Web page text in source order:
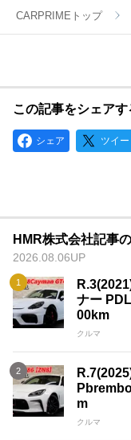
CARPRIMEトップ
この記事をシェアす
シェア ツイー
HMR株式会社記事
2026.08.06UP
ナー
00km
クルマ
m
クルマ